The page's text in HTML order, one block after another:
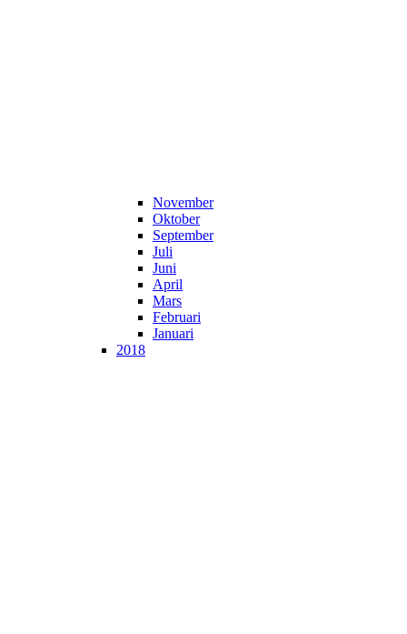
November
Oktober
September
Juli
Juni
April
Mars
Februari
Januari
2018